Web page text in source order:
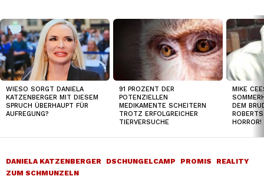
TOP
NEWS
WIESO SORGT DANIELA
KATZENBERGER MIT DIESEM
SPRUCH ÜBERHAUPT FÜR
AUFREGUNG?
91 PROZENT DER
POTENZIELLEN
MEDIKAMENTE SCHEITERN
TROTZ ERFOLGREICHER
TIERVERSUCHE
MIKE
DEM
HORROR!
DANIELA KATZENBERGER DSCHUNGELCAMP PROMIS
REALITY
ZUM SCHMUNZELN